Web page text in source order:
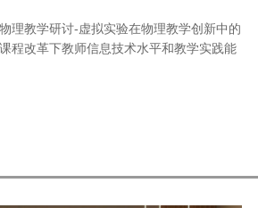
理教学研讨-虚拟实验在物理教学创新中的
程改革下教师信息技术水平和教学实践能